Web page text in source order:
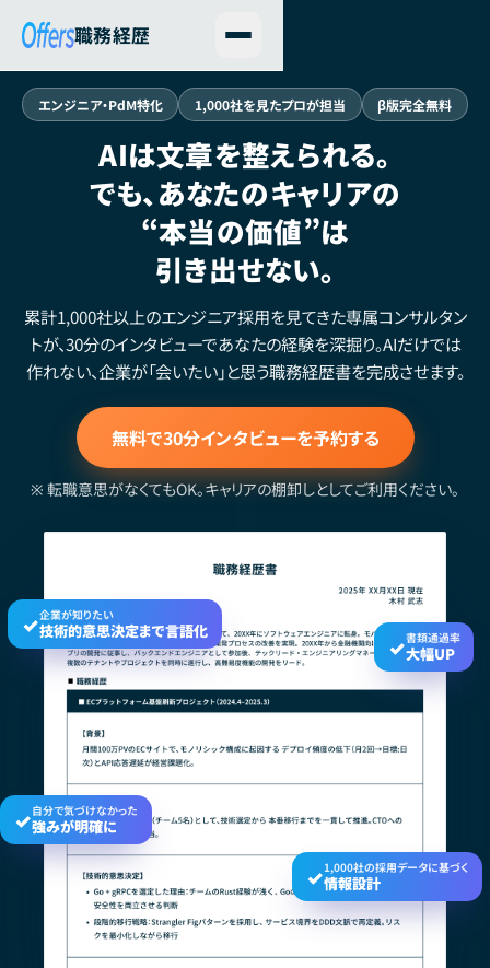
職務経歴
課題
ユーザーの声
無料で面談を予約する
エンジニア・PdM特化 1,000社を見たプロが担当 β版完全無料
AIは文章を整えられる。
でも、あなたのキャリアの
“本当の価値”は
引き出せない。
累計1,000社以上のエンジニア採用を見てきた専属コンサルタン
トが、30分のインタビューであなたの経験を深掘り。AIだけでは
作れない、企業が「会いたい」と思う職務経歴書を完成させます。
無料で30分インタビューを予約する
※ 転職意思がなくてもOK。キャリアの棚卸しとしてご利用ください。
✓企業が知りたい
技術的意思決定まで言語化
✓書類通過率
大幅UP
✓自分で気づけなかった
強みが明確に
✓1,000社の採用データに基づく
情報設計